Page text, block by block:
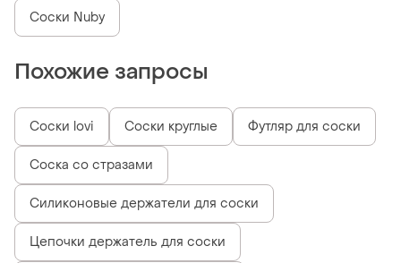
Соски Nuby
Похожие запросы
Соски lovi Соски круглые Футляр для соски
Соска со стразами
Силиконовые держатели для соски
Цепочки держатель для соски